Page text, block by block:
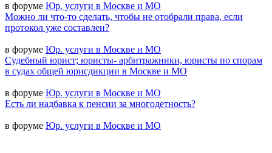
в форуме Юр. услуги в Москве и МО
Можно ли что-то сделать, чтобы не отобрали права, если
протокол уже составлен?
в форуме Юр. услуги в Москве и МО
Судебный юрист; юристы- арбитражники, юристы по спорам
в судах общей юрисдикции в Москве и МО
в форуме Юр. услуги в Москве и МО
Есть ли надбавка к пенсии за многодетность?
в форуме Юр. услуги в Москве и МО